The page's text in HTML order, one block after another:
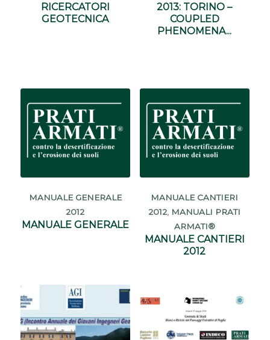
RICERCATORI
GEOTECNICA
2013: TORINO –
COUPLED
PHENOMENA...
MANUALE GENERALE
2012
MANUALE GENERALE
MANUALE CANTIERI
2012, MANUALI PRATI
ARMATI®
MANUALE CANTIERI
2012